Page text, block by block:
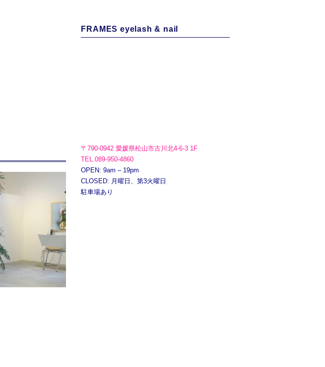
FRAMES eyelash & nail
〒790-0942 愛媛県松山市古川北4-6-3 1F
TEL.089-950-4860
OPEN: 9am – 19pm
CLOSED: 月曜日、第3火曜日
駐車場あり